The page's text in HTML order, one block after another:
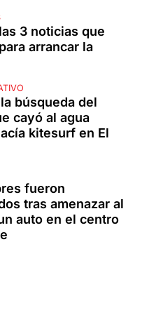
3 noticias que
arrancar la
búsqueda del
cayó al agua
kitesurf en El
fueron
tras amenazar al
auto en el centro